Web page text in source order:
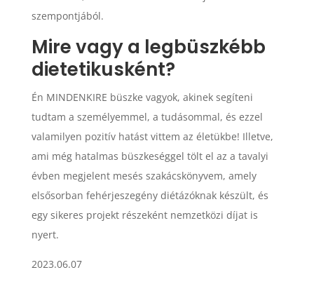
szempontjából.
Mire vagy a legbüszkébb
dietetikusként?
Én MINDENKIRE büszke vagyok, akinek segíteni
tudtam a személyemmel, a tudásommal, és ezzel
valamilyen pozitív hatást vittem az életükbe! Illetve,
ami még hatalmas büszkeséggel tölt el az a tavalyi
évben megjelent mesés szakácskönyvem, amely
elsősorban fehérjeszegény diétázóknak készült, és
egy sikeres projekt részeként nemzetközi díjat is
nyert.
2023.06.07